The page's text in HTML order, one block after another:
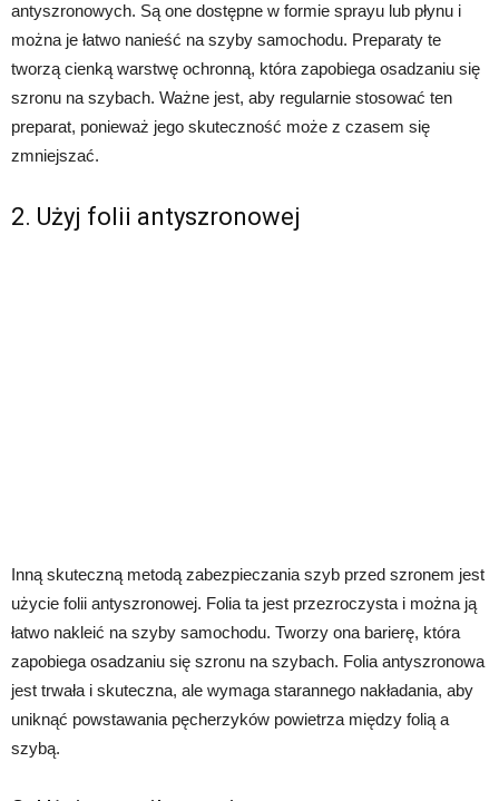
antyszronowych. Są one dostępne w formie sprayu lub płynu i
można je łatwo nanieść na szyby samochodu. Preparaty te
tworzą cienką warstwę ochronną, która zapobiega osadzaniu się
szronu na szybach. Ważne jest, aby regularnie stosować ten
preparat, ponieważ jego skuteczność może z czasem się
zmniejszać.
2. Użyj folii antyszronowej
Inną skuteczną metodą zabezpieczania szyb przed szronem jest
użycie folii antyszronowej. Folia ta jest przezroczysta i można ją
łatwo nakleić na szyby samochodu. Tworzy ona barierę, która
zapobiega osadzaniu się szronu na szybach. Folia antyszronowa
jest trwała i skuteczna, ale wymaga starannego nakładania, aby
uniknąć powstawania pęcherzyków powietrza między folią a
szybą.